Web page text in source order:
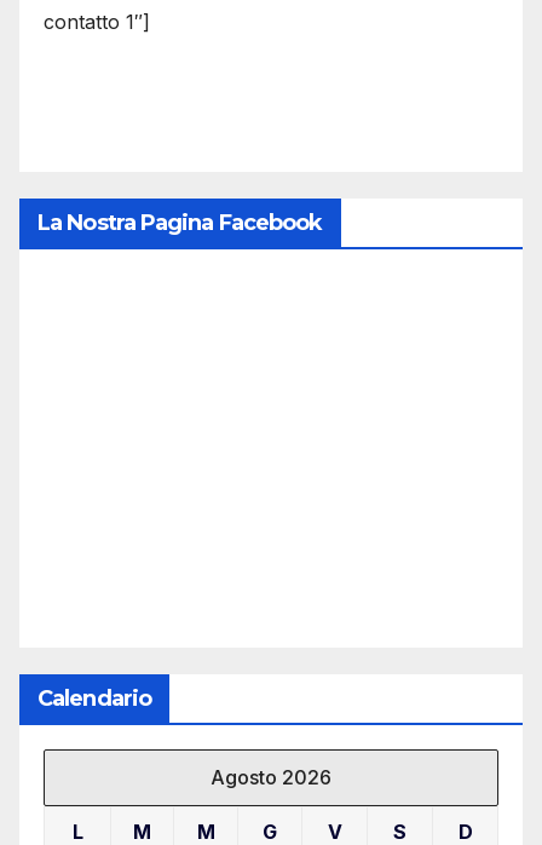
contatto 1″]
La Nostra Pagina Facebook
Calendario
Agosto 2026
L M M G V S D